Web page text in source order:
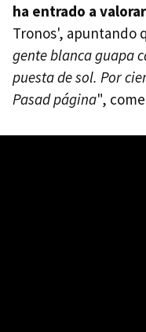
ha entrado a
Tronos', apuntando
gente blanca guapa
puesta de sol. Por
Pasad página",